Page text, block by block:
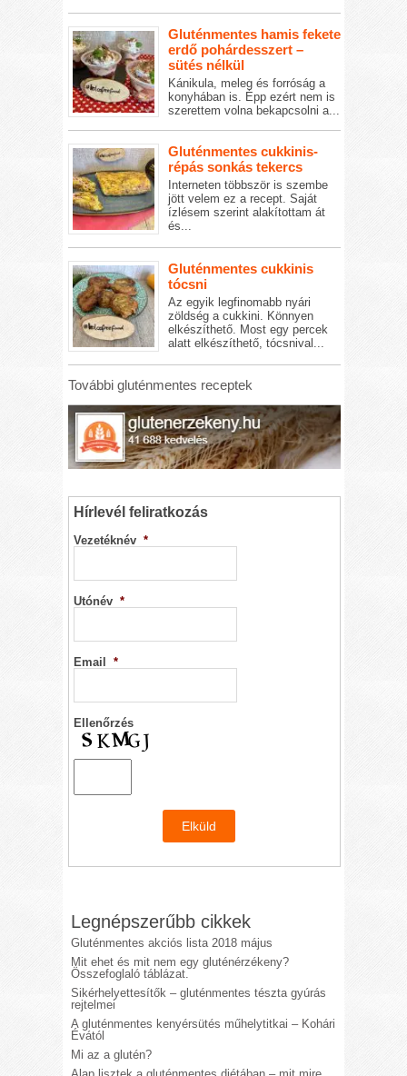
Gluténmentes hamis fekete
erdő pohárdesszert –
sütés nélkül
Kánikula, meleg és forróság a
konyhában is. Épp ezért nem is
szerettem volna bekapcsolni a...
Gluténmentes cukkinis-
répás sonkás tekercs
Interneten többször is szembe
jött velem ez a recept. Saját
ízlésem szerint alakítottam át
és...
Gluténmentes cukkinis
tócsni
Az egyik legfinomabb nyári
zöldség a cukkini. Könnyen
elkészíthető. Most egy percek
alatt elkészíthető, tócsnival...
További gluténmentes receptek
Hírlevél feliratkozás
Vezetéknév *
Utónév *
Email *
Ellenőrzés
Legnépszerűbb cikkek
Gluténmentes akciós lista 2018 május
Mit ehet és mit nem egy gluténérzékeny?
Összefoglaló táblázat.
Sikérhelyettesítők – gluténmentes tészta gyúrás
rejtelmei
A gluténmentes kenyérsütés műhelytitkai – Kohári
Évától
Mi az a glutén?